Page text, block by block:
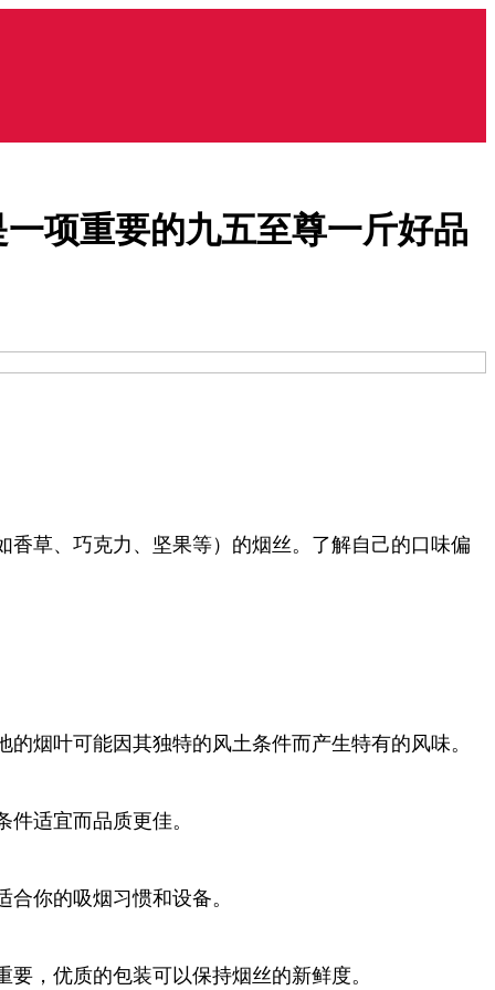
项重要的九五至尊一斤好品
草、巧克力、坚果等）的烟丝。了解自己的口味偏
烟叶可能因其独特的风土条件而产生特有的风味。
适宜而品质更佳。
你的吸烟习惯和设备。
，优质的包装可以保持烟丝的新鲜度。